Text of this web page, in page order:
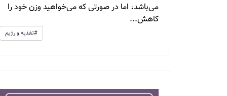
می‌باشد، اما در صورتی که می‌خواهید وزن خود را
کاهش...
#تغذیه و رژیم